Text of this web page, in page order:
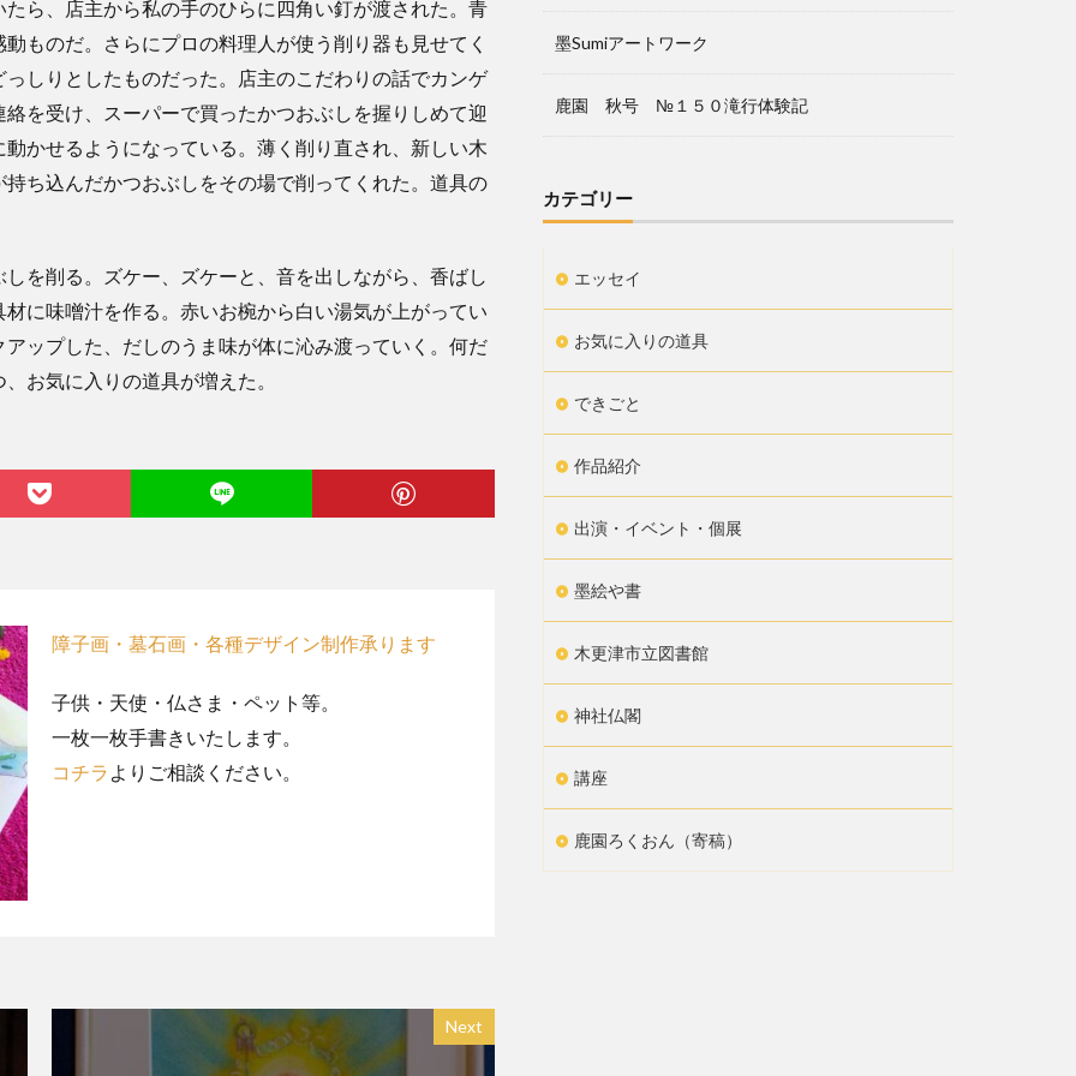
ら、店主から私の手のひらに四角い釘が渡された。青
ものだ。さらにプロの料理人が使う削り器も見せてく
しりとしたものだった。店主のこだわりの話でカンゲ
を受け、スーパーで買ったかつおぶしを握りしめて迎
かせるようになっている。薄く削り直され、新しい木
ち込んだかつおぶしをその場で削ってくれた。道具の
を削る。ズケー、ズケーと、音を出しながら、香ばし
に味噌汁を作る。赤いお椀から白い湯気が上がってい
ップした、だしのうま味が体に沁み渡っていく。何だ
お気に入りの道具が増えた。
障子画・墓石画・各種デザイン制作承ります
子供・天使・仏さま・ペット等。
一枚一枚手書きいたします。
コチラ よりご相談ください。
Next
墨Sumiアートワーク
鹿園 秋号 №１５０滝行体験記
カテゴリー
エッセイ
お気に入りの道具
できごと
作品紹介
出演・イベント・個展
墨絵や書
木更津市立図書館
神社仏閣
講座
鹿園ろくおん（寄稿）